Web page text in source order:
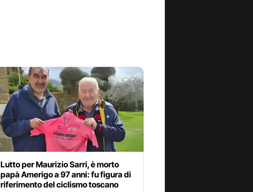
Lutto per Maurizio Sarri, è morto
papà Amerigo a 97 anni: fu figura di
riferimento del ciclismo toscano